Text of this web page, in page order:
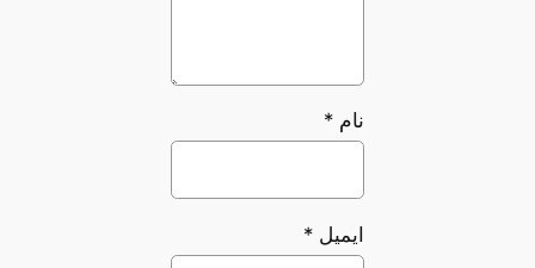
نام*
ایمیل*